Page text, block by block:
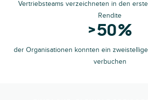
Vertriebsteams verzeichneten in den
Rendite
> 50 %
der Organisationen konnten ein
verbuchen